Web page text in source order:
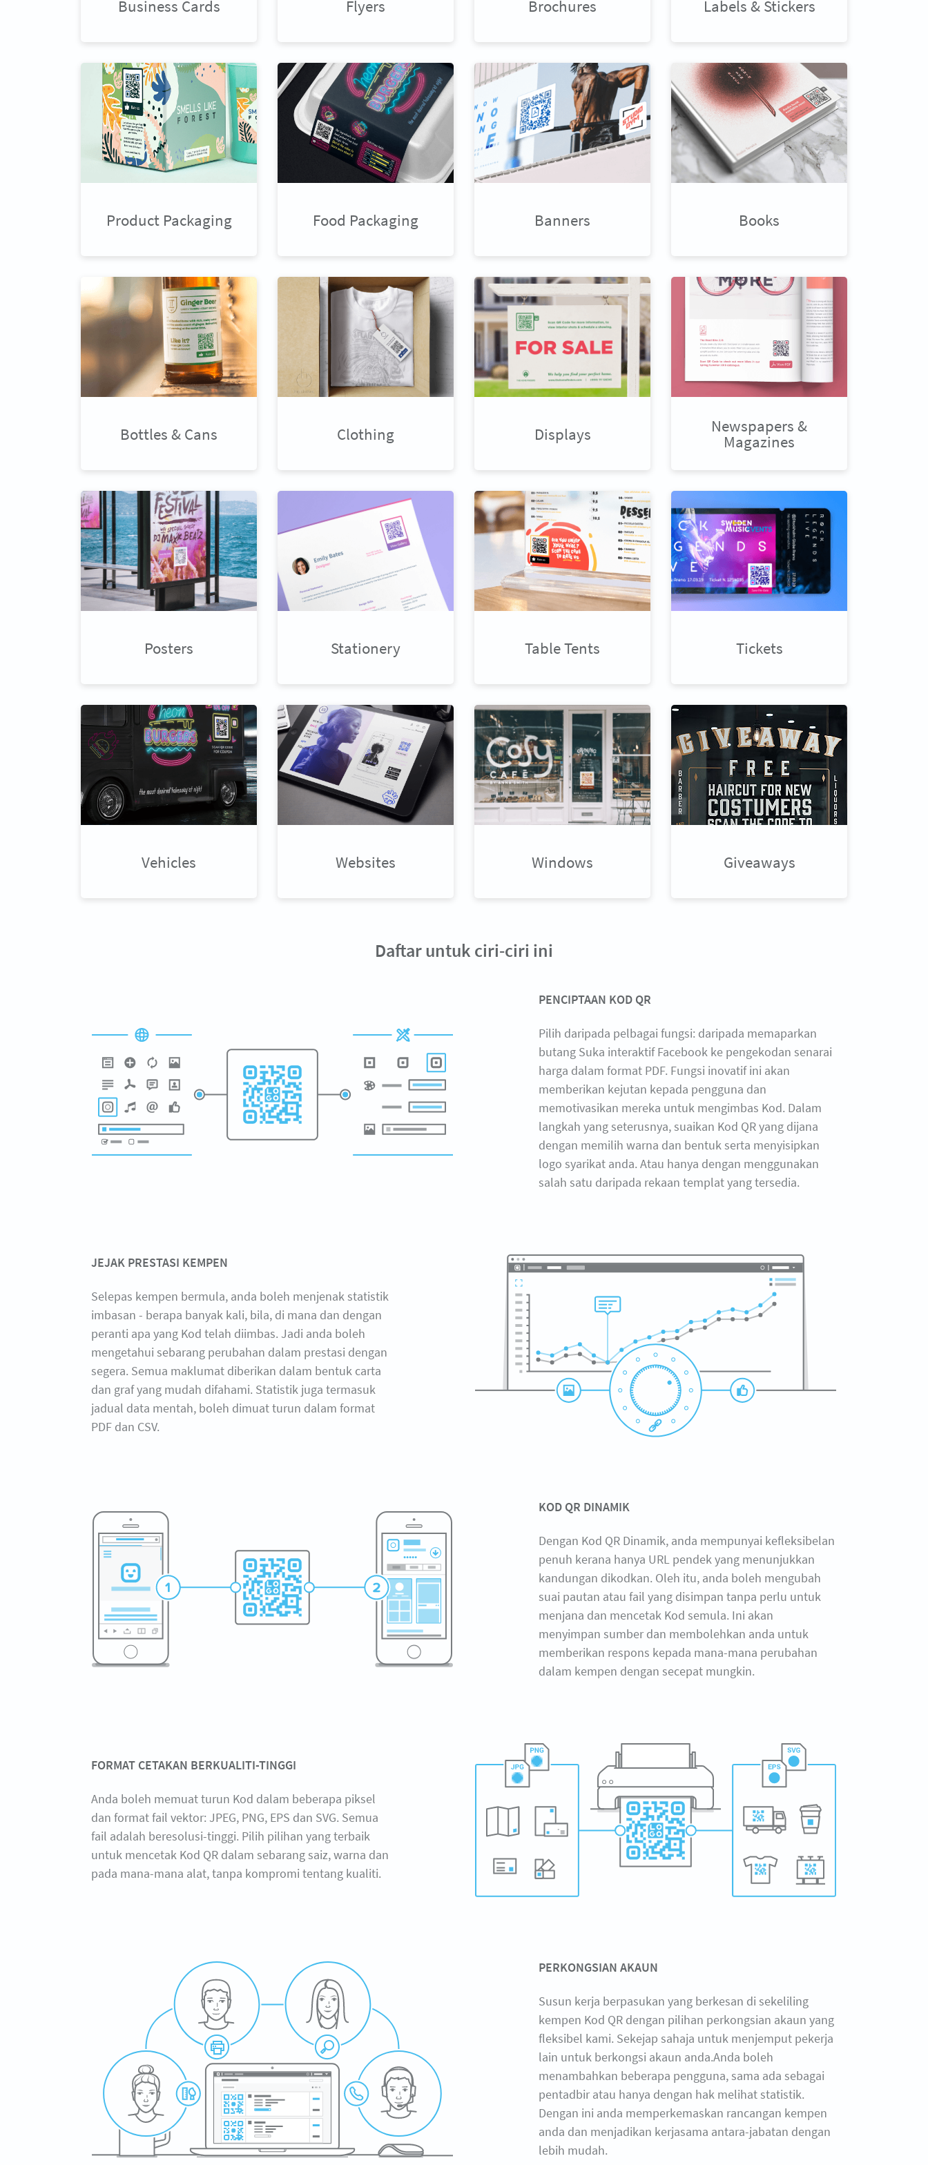
Business Cards Flyers Brochures Labels & Stickers
Product Packaging Food Packaging Banners Books
Bottles & Cans Clothing Displays Newspapers &
Magazines
Posters Stationery Table Tents Tickets
Vehicles Websites Windows Giveaways
Daftar untuk ciri-ciri ini
PENCIPTAAN KOD QR
Pilih daripada pelbagai fungsi: daripada memaparkan
butang Suka interaktif Facebook ke pengekodan senarai
harga dalam format PDF. Fungsi inovatif ini akan
memberikan kejutan kepada pengguna dan
memotivasikan mereka untuk mengimbas Kod. Dalam
langkah yang seterusnya, suaikan Kod QR yang dijana
dengan memilih warna dan bentuk serta menyisipkan
logo syarikat anda. Atau hanya dengan menggunakan
salah satu daripada rekaan templat yang tersedia.
JEJAK PRESTASI KEMPEN
Selepas kempen bermula, anda boleh menjenak statistik
imbasan - berapa banyak kali, bila, di mana dan dengan
peranti apa yang Kod telah diimbas. Jadi anda boleh
mengetahui sebarang perubahan dalam prestasi dengan
segera. Semua maklumat diberikan dalam bentuk carta
dan graf yang mudah difahami. Statistik juga termasuk
jadual data mentah, boleh dimuat turun dalam format
PDF dan CSV.
KOD QR DINAMIK
Dengan Kod QR Dinamik, anda mempunyai kefleksibelan
penuh kerana hanya URL pendek yang menunjukkan
kandungan dikodkan. Oleh itu, anda boleh mengubah
suai pautan atau fail yang disimpan tanpa perlu untuk
menjana dan mencetak Kod semula. Ini akan
menyimpan sumber dan membolehkan anda untuk
memberikan respons kepada mana-mana perubahan
dalam kempen dengan secepat mungkin.
FORMAT CETAKAN BERKUALITI-TINGGI
Anda boleh memuat turun Kod dalam beberapa piksel
dan format fail vektor: JPEG, PNG, EPS dan SVG. Semua
fail adalah beresolusi-tinggi. Pilih pilihan yang terbaik
untuk mencetak Kod QR dalam sebarang saiz, warna dan
pada mana-mana alat, tanpa kompromi tentang kualiti.
PERKONGSIAN AKAUN
Susun kerja berpasukan yang berkesan di sekeliling
kempen Kod QR dengan pilihan perkongsian akaun yang
fleksibel kami. Sekejap sahaja untuk menjemput pekerja
lain untuk berkongsi akaun anda.Anda boleh
menambahkan beberapa pengguna, sama ada sebagai
pentadbir atau hanya dengan hak melihat statistik.
Dengan ini anda memperkemaskan rancangan kempen
anda dan menjadikan kerjasama antara-jabatan dengan
lebih mudah.